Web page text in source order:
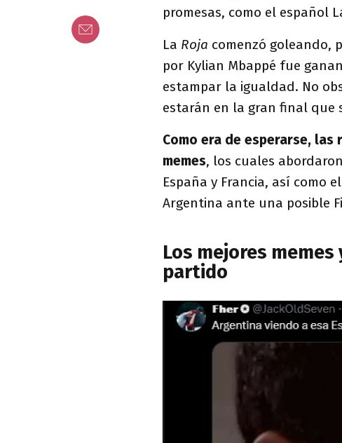
promesas, como el español
La Roja comenzó goleando,
por Kylian Mbappé fue
estampar la igualdad. No
estarán en la gran final que
Como era de esperarse,
memes, los cuales
España y Francia, así como
Argentina ante una posible
Los mejores
partido